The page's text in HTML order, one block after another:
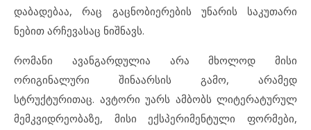
დაბადებაა, რაც გაცნობიერების უნარის საკუთარი
ნებით არჩევასაც ნიშნავს.
რომანი ავანგარდულია არა მხოლოდ მისი
ორიგინალური შინაარსის გამო, არამედ
სტრუქტურითაც. ავტორი უარს ამბობს ლიტერატურულ
მემკვიდრეობაზე, მისი ექსპერიმენტული ფორმები,